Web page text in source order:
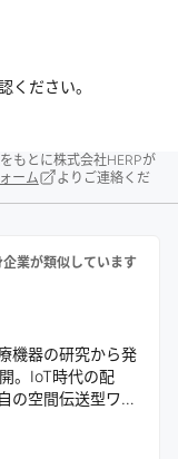
ください。
もとに株式会社HERPが
ーム
よりご連絡くだ
業が類似しています
機器の研究から発
。IoT時代の配
の空間伝送型ワイ
発。IoE社会実現
進している。